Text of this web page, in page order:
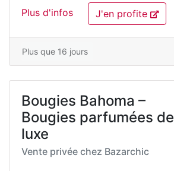
Plus d'infos J'en profite
Plus que 16 jours
Bougies Bahoma –
Bougies parfumées de
luxe
Vente privée chez Bazarchic